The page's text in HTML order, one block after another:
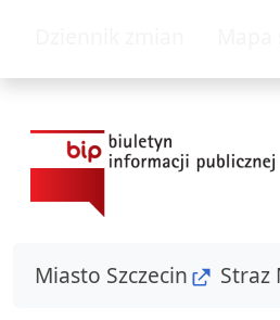
Miasto Szczecin Straz